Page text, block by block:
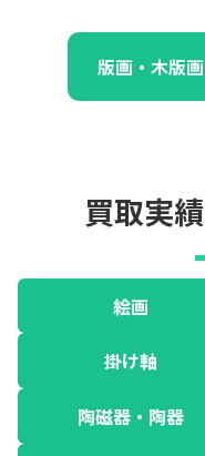
版画・木版
買取実
絵画
掛け軸
陶磁器・陶器